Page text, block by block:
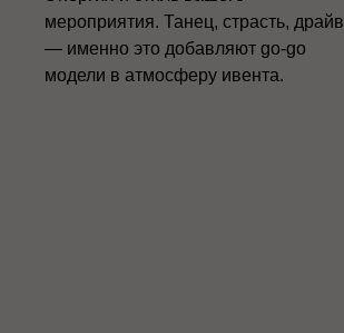
мероприятия. Танец, страсть, драйв
— именно это добавляют go-go
модели в атмосферу ивента.